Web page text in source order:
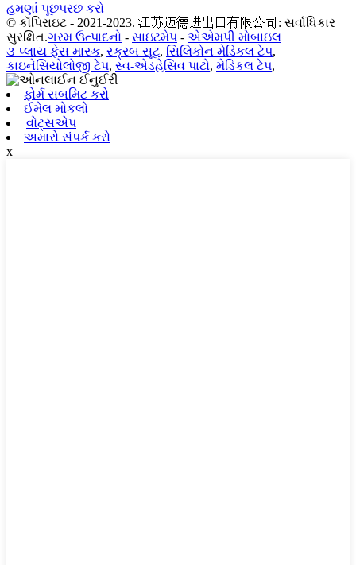
હમણાં પૂછપરછ કરો
© કૉપિરાઇટ - 2021-2023. 江苏迈德进出口有限公司: સર્વાધિકાર
સુરક્ષિત.ગરમ ઉત્પાદનો - સાઇટમેપ - એએમપી મોબાઇલ
૩ પ્લાય ફેસ માસ્ક, સ્ક્રબ સૂટ, સિલિકોન મેડિકલ ટેપ,
કાઇનેસિયોલોજી ટેપ, સ્વ-એડહેસિવ પાટો, મેડિકલ ટેપ,
ફોર્મ સબમિટ કરો
ઈમેલ મોકલો
વોટ્સએપ
અમારો સંપર્ક કરો
x